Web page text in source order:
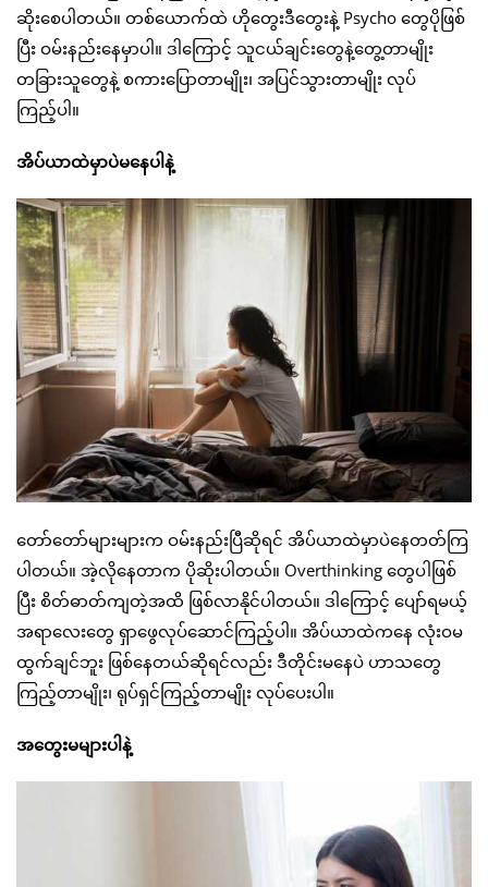
ဆိုးစေပါတယ်။ တစ်ယောက်ထဲ ဟိုတွေးဒီတွေးနဲ့ Psycho တွေပိုဖြစ်
ပြီး ဝမ်းနည်းနေမှာပါ။ ဒါကြောင့် သူငယ်ချင်းတွေနဲ့တွေ့တာမျိုး
တခြားသူတွေနဲ့ စကားပြောတာမျိုး၊ အပြင်သွားတာမျိုး လုပ်
ကြည့်ပါ။
အိပ်ယာထဲမှာပဲမနေပါနဲ့
တော်တော်များများက ဝမ်းနည်းပြီဆိုရင် အိပ်ယာထဲမှာပဲနေတတ်ကြ
ပါတယ်။ အဲ့လိုနေတာက ပိုဆိုးပါတယ်။ Overthinking တွေပါဖြစ်
ပြီး စိတ်ဓာတ်ကျတဲ့အထိ ဖြစ်လာနိုင်ပါတယ်။ ဒါကြောင့် ပျော်ရမယ့်
အရာလေးတွေ ရှာဖွေလုပ်ဆောင်ကြည့်ပါ။ အိပ်ယာထဲကနေ လုံးဝမ
ထွက်ချင်ဘူး ဖြစ်နေတယ်ဆိုရင်လည်း ဒီတိုင်းမနေပဲ ဟာသတွေ
ကြည့်တာမျိုး၊ ရုပ်ရှင်ကြည့်တာမျိုး လုပ်ပေးပါ။
အတွေးမများပါနဲ့